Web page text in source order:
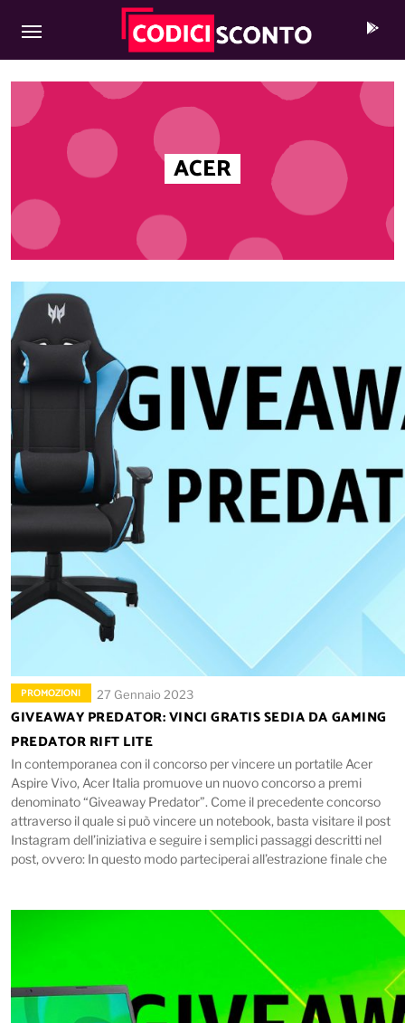
MAIN NAVIGATION
Skip to content
ACER
PROMOZIONI 27 Gennaio 2023
GIVEAWAY PREDATOR: VINCI GRATIS SEDIA DA GAMING
PREDATOR RIFT LITE
In contemporanea con il concorso per vincere un portatile Acer
Aspire Vivo, Acer Italia promuove un nuovo concorso a premi
denominato “Giveaway Predator”. Come il precedente concorso
attraverso il quale si può vincere un notebook, basta visitare il post
Instagram dell’iniziativa e seguire i semplici passaggi descritti nel
post, ovvero: In questo modo parteciperai all’estrazione finale che